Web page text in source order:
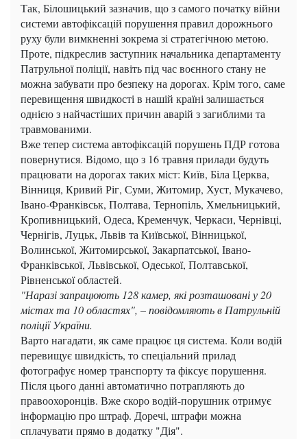
Так, Білошицький зазначив, що з самого початку війни
системи автофіксацій порушення правил дорожнього
руху були вимкненні зокрема зі стратегічною метою.
Проте, підкреслив заступник начальника департаменту
Патрульної поліції, навіть під час воєнного стану не
можна забувати про безпеку на дорогах. Крім того, саме
перевищення швидкості в нашій країні залишається
однією з найчастіших причин аварій з загиблими та
травмованими.
Вже тепер система автофіксацій порушень ПДР готова
повернутися. Відомо, що з 16 травня прилади будуть
працювати на дорогах таких міст: Київ, Біла Церква,
Вінниця, Кривий Ріг, Суми, Житомир, Хуст, Мукачево,
Івано-Франківськ, Полтава, Тернопіль, Хмельницький,
Кропивницький, Одеса, Кременчук, Черкаси, Чернівці,
Чернігів, Луцьк, Львів та Київської, Вінницької,
Волинської, Житомирської, Закарпатської, Івано-
Франківської, Львівської, Одеської, Полтавської,
Рівненської областей.
"Наразі запрацюють 128 камер, які розташовані у 20
містах та 10 областях", – повідомляють в Патрульній
поліції України.
Варто нагадати, як саме працює ця система. Коли водій
перевищує швидкість, то спеціальний прилад
фотографує номер транспорту та фіксує порушення.
Після цього данні автоматично потрапляють до
правоохоронців. Вже скоро водій-порушник отримує
інформацію про штраф. Доречі, штрафи можна
сплачувати прямо в додатку "Дія".